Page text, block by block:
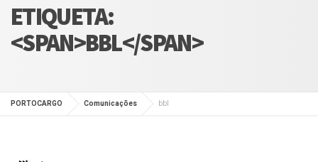
ETIQUETA:
<SPAN>BBL</SPAN>
PORTOCARGO Comunicações bbl